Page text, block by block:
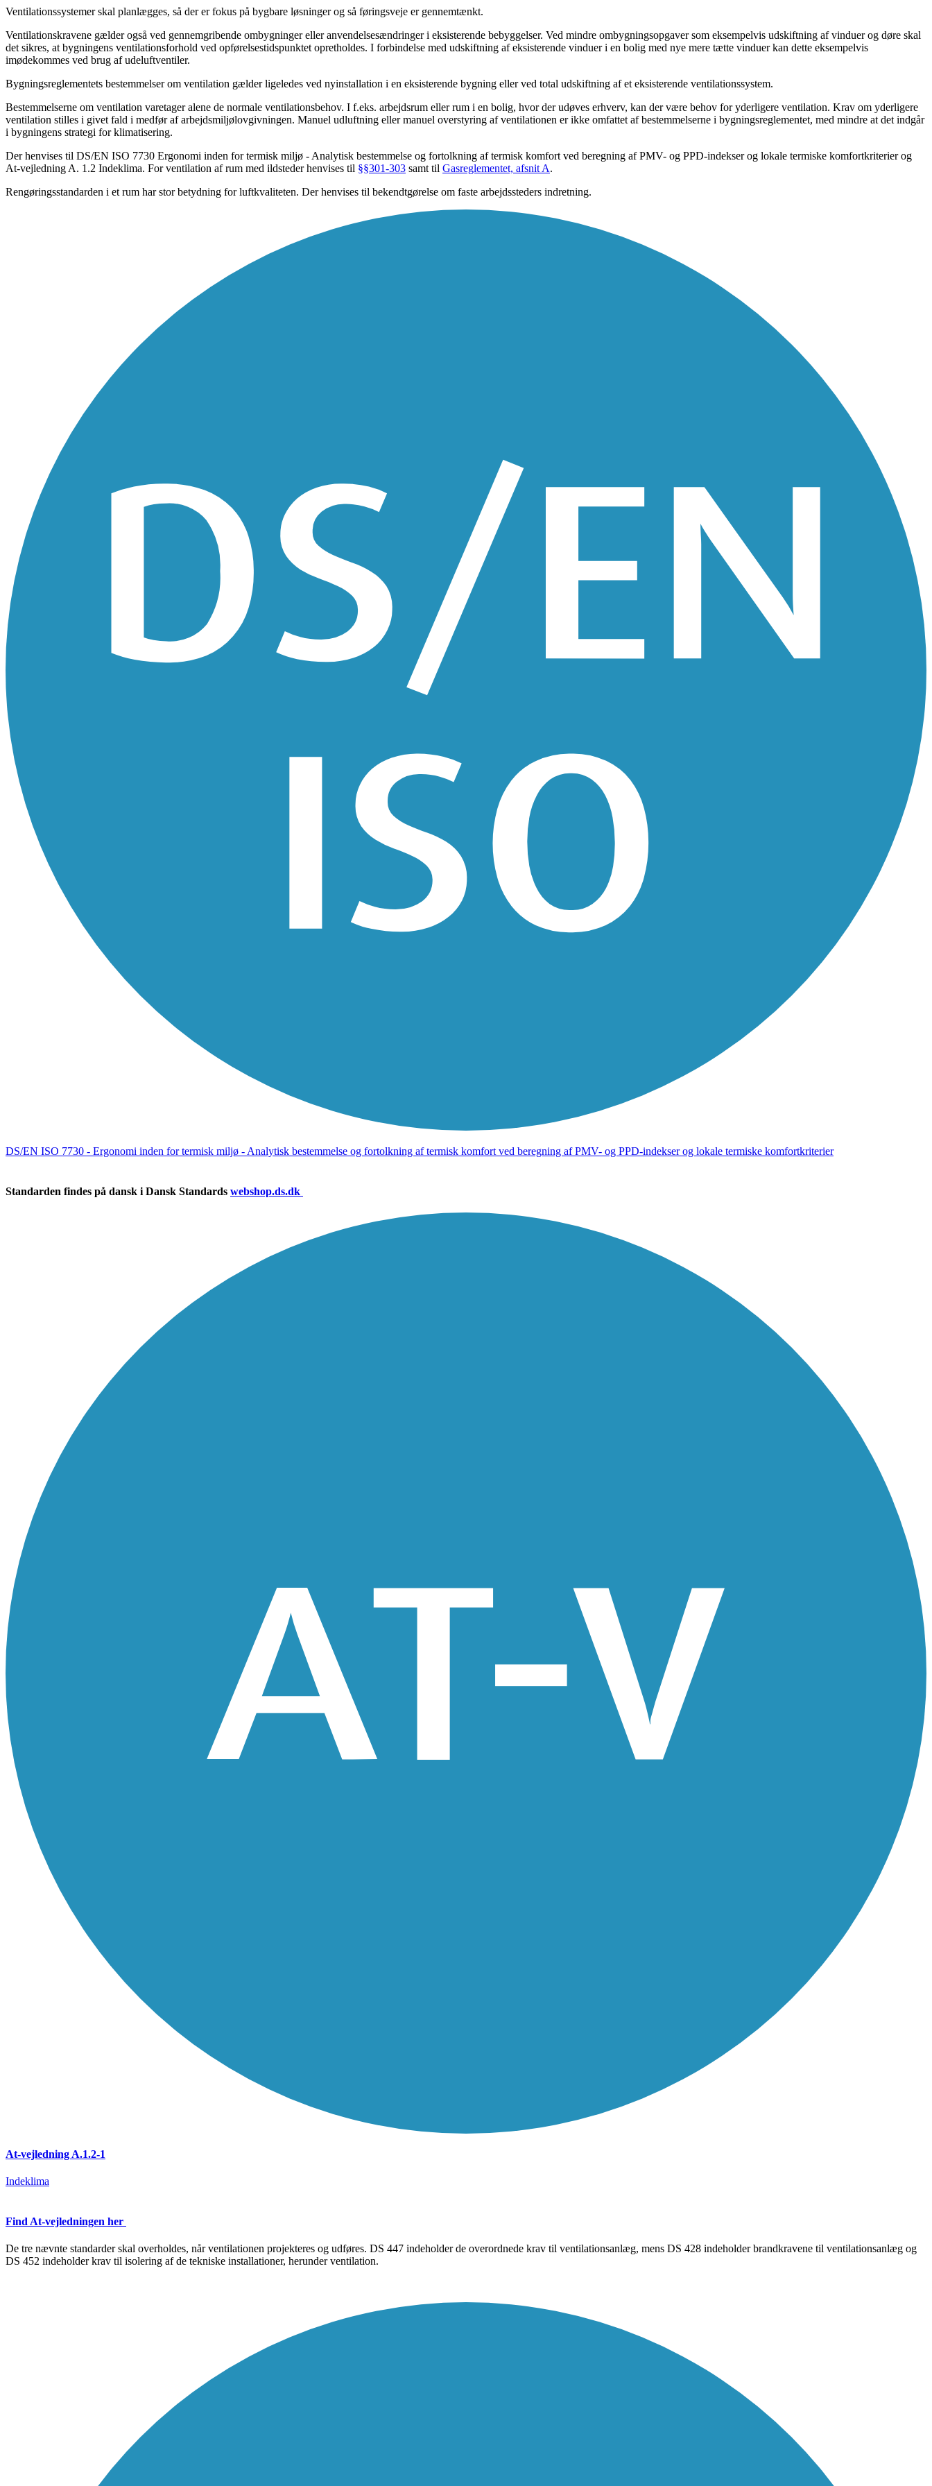
Ventilationssystemer skal planlægges, så der er fokus på bygbare løsninger og så føringsveje er gennemtænkt.
Ventilationskravene gælder også ved gennemgribende ombygninger eller anvendelsesændringer i eksisterende bebyggelser. Ved mindre ombygningsopgaver som eksempelvis udskiftning af vinduer og døre skal
det sikres, at bygningens ventilationsforhold ved opførelsestidspunktet opretholdes. I forbindelse med udskiftning af eksisterende vinduer i en bolig med nye mere tætte vinduer kan dette eksempelvis
imødekommes ved brug af udeluftventiler.
Bygningsreglementets bestemmelser om ventilation gælder ligeledes ved nyinstallation i en eksisterende bygning eller ved total udskiftning af et eksisterende ventilationssystem.
Bestemmelserne om ventilation varetager alene de normale ventilationsbehov. I f.eks. arbejdsrum eller rum i en bolig, hvor der udøves erhverv, kan der være behov for yderligere ventilation. Krav om yderligere
ventilation stilles i givet fald i medfør af arbejdsmiljølovgivningen. Manuel udluftning eller manuel overstyring af ventilationen er ikke omfattet af bestemmelserne i bygningsreglementet, med mindre at det indgår
i bygningens strategi for klimatisering.
Der henvises til DS/EN ISO 7730 Ergonomi inden for termisk miljø - Analytisk bestemmelse og fortolkning af termisk komfort ved beregning af PMV- og PPD-indekser og lokale termiske komfortkriterier og
At-vejledning A. 1.2 Indeklima. For ventilation af rum med ildsteder henvises til §§301-303 samt til Gasreglementet, afsnit A.
Rengøringsstandarden i et rum har stor betydning for luftkvaliteten. Der henvises til bekendtgørelse om faste arbejdssteders indretning.
DS/EN ISO 7730 - Ergonomi inden for termisk miljø - Analytisk bestemmelse og fortolkning af termisk komfort ved beregning af PMV- og PPD-indekser og lokale termiske komfortkriterier
Standarden findes på dansk i Dansk Standards webshop.ds.dk
At-vejledning A.1.2-1
Indeklima
Find At-vejledningen her
De tre nævnte standarder skal overholdes, når ventilationen projekteres og udføres. DS 447 indeholder de overordnede krav til ventilationsanlæg, mens DS 428 indeholder brandkravene til ventilationsanlæg og
DS 452 indeholder krav til isolering af de tekniske installationer, herunder ventilation.